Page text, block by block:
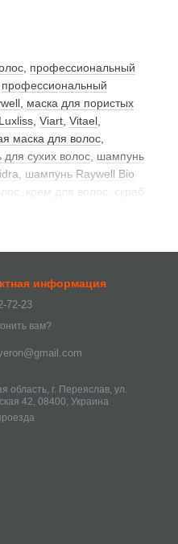
профессиональный
профессиональный
маска для пористых
Luxliss Viart Vitael
маска для волос
сухих волос шампунь
шампунь Raywell Bio
крем для волос
скраб
информация
72-23
вам?
область, г. Переяслав, ул.
42, 08400, Украина